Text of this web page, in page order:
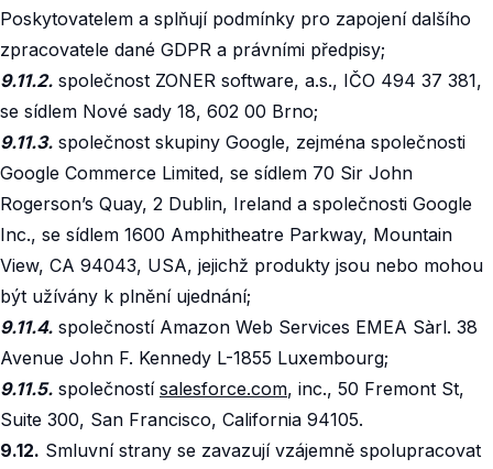
Poskytovatelem a splňují podmínky pro zapojení dalšího
zpracovatele dané GDPR a právními předpisy;
9.11.2. společnost ZONER software, a.s., IČO 494 37 381,
se sídlem Nové sady 18, 602 00 Brno;
9.11.3. společnost skupiny Google, zejména společnosti
Google Commerce Limited, se sídlem 70 Sir John
Rogerson’s Quay, 2 Dublin, Ireland a společnosti Google
Inc., se sídlem 1600 Amphitheatre Parkway, Mountain
View, CA 94043, USA, jejichž produkty jsou nebo mohou
být užívány k plnění ujednání;
9.11.4. společností Amazon Web Services EMEA Sàrl. 38
Avenue John F. Kennedy L-1855 Luxembourg;
9.11.5. společností salesforce.com, inc., 50 Fremont St,
Suite 300, San Francisco, California 94105.
9.12. Smluvní strany se zavazují vzájemně spolupracovat